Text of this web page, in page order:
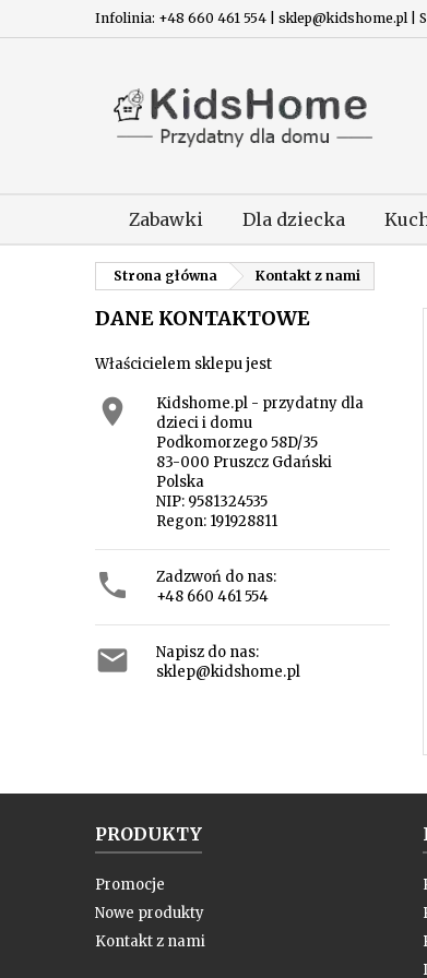
Infolinia: +48 660 461 554 | sklep@kidshome.pl |
Zabawki Dla dziecka
Strona główna Kontakt z nami
DANE KONTAKTOWE
Właścicielem sklepu jest

Kidshome.pl - przydatny dla
dzieci i domu
Podkomorzego 58D/35
83-000 Pruszcz Gdański
Polska
NIP: 9581324535
Regon: 191928811

Zadzwoń do nas:
+48 660 461 554

Napisz do nas:
sklep@kidshome.pl
PRODUKTY
Promocje
Nowe produkty
Kontakt z nami